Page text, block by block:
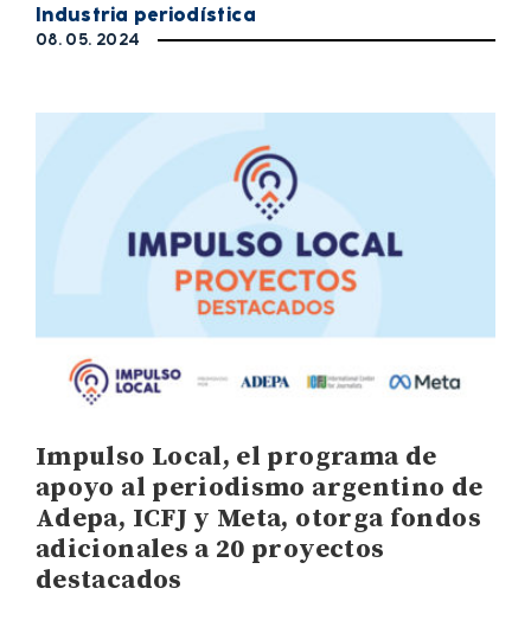
Industria periodística
08. 05. 2024
Impulso Local, el programa de
apoyo al periodismo argentino de
Adepa, ICFJ y Meta, otorga fondos
adicionales a 20 proyectos
destacados